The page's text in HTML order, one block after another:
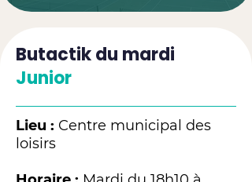
Butactik du mardi
Junior
Lieu : Centre municipal des
loisirs